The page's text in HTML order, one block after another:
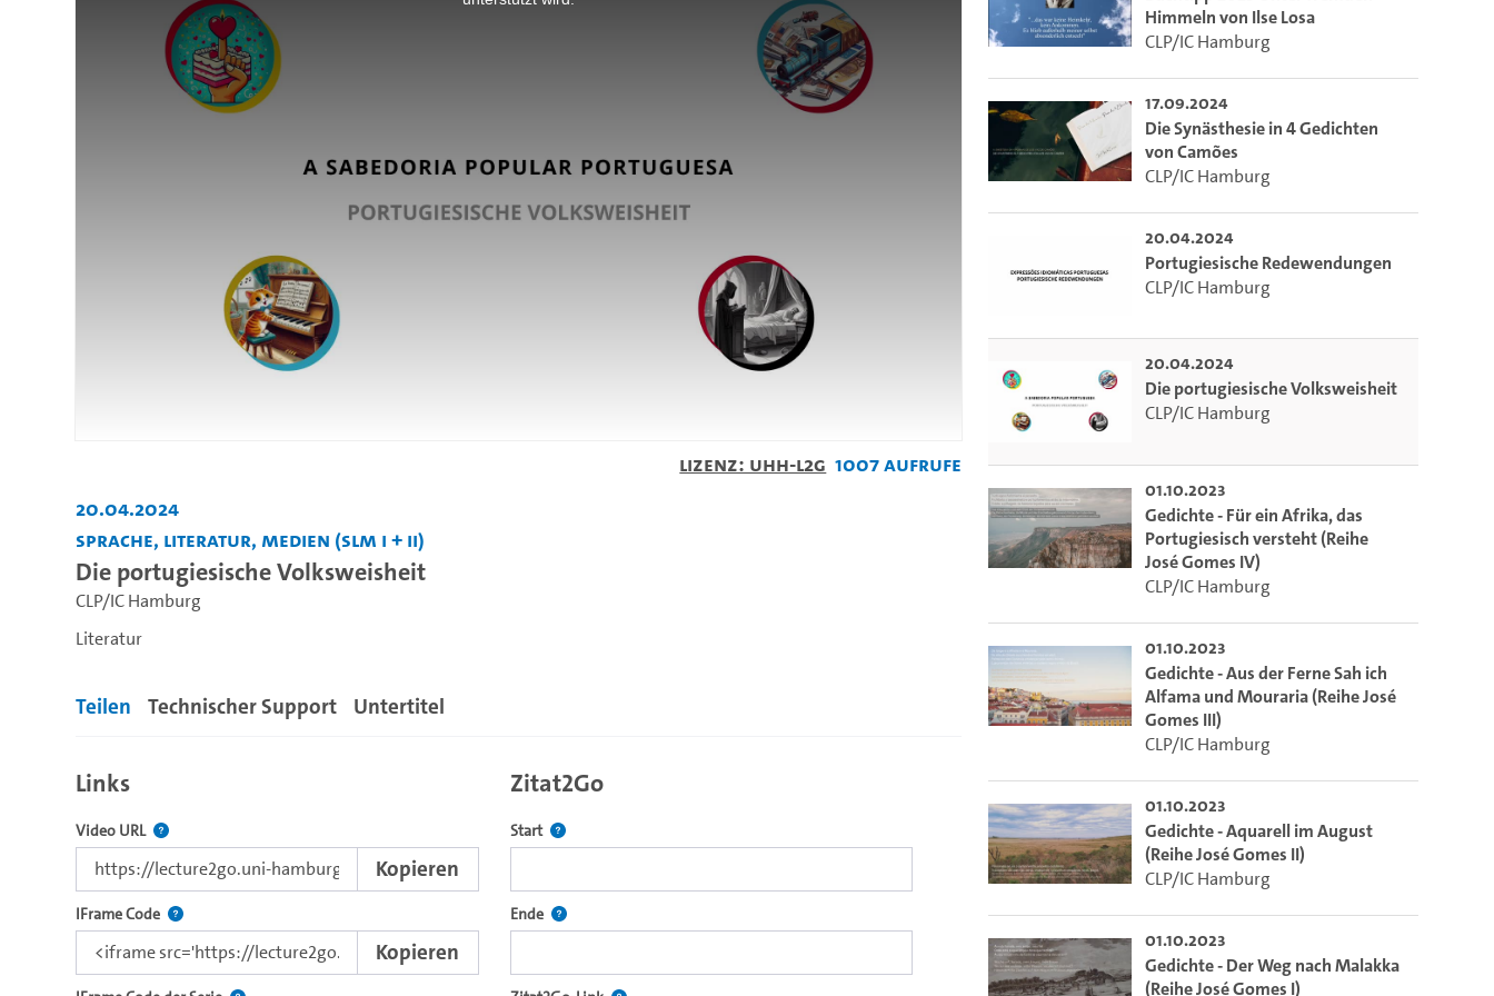
Lizenz: UHH-L2G 1007 Aufrufe
20.04.2024
Sprache, Literatur, Medien (SLM I + II)
Die portugiesische Volksweisheit
CLP/IC Hamburg
Literatur
Teilen Technischer Support Untertitel
Links
Video URL Der Link zu diesem Video
Kopieren
IFrame Code Nutzen Sie diesen Code, um das Video mit dem Lecture2Go-Videoplayer einzubetten.
Kopieren
Zitat2Go
Start Definiert den Startpunkt für Zitat2Go. Bitte in das Feld klicken, um die aktuelle Zeit auszuwählen.
Ende Definiert den Endpunkt für Zitat2Go. Bitte in das Feld klicken, um die aktuelle Zeit auszuwählen.
Himmeln von Ilse Losa
CLP/IC Hamburg
17.09.2024
Die Synästhesie in 4 Gedichten
von Camões
CLP/IC Hamburg
20.04.2024
Portugiesische Redewendungen
CLP/IC Hamburg
20.04.2024
Die portugiesische Volksweisheit
CLP/IC Hamburg
01.10.2023
Gedichte - Für ein Afrika, das
Portugiesisch versteht (Reihe
José Gomes IV)
CLP/IC Hamburg
01.10.2023
Gedichte - Aus der Ferne Sah ich
Alfama und Mouraria (Reihe José
Gomes III)
CLP/IC Hamburg
01.10.2023
Gedichte - Aquarell im August
(Reihe José Gomes II)
CLP/IC Hamburg
01.10.2023
Gedichte - Der Weg nach Malakka
(Reihe José Gomes I)